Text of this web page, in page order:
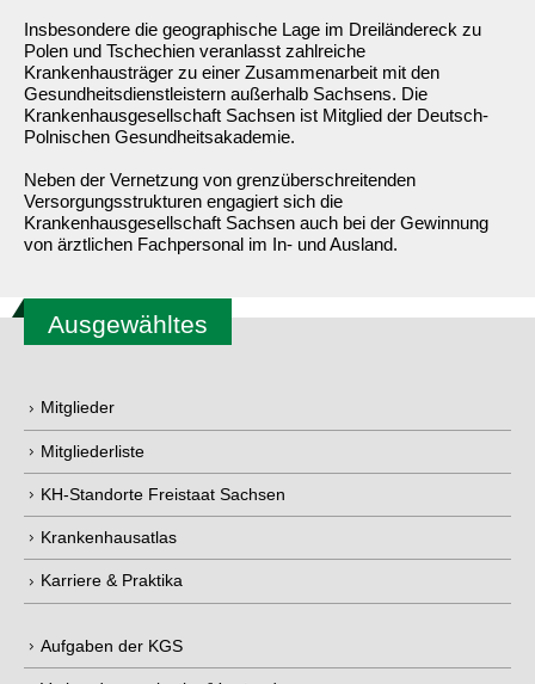
Insbesondere die geographische Lage im Dreiländereck zu
Polen und Tschechien veranlasst zahlreiche
Krankenhausträger zu einer Zusammenarbeit mit den
Gesundheitsdienstleistern außerhalb Sachsens. Die
Krankenhausgesellschaft Sachsen ist Mitglied der Deutsch-
Polnischen Gesundheitsakademie.
Neben der Vernetzung von grenzüberschreitenden
Versorgungsstrukturen engagiert sich die
Krankenhausgesellschaft Sachsen auch bei der Gewinnung
von ärztlichen Fachpersonal im In- und Ausland.
Ausgewähltes
Mitglieder
Mitgliederliste
KH-Standorte Freistaat Sachsen
Krankenhausatlas
Karriere & Praktika
Aufgaben der KGS